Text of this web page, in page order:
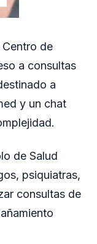
de
a consultas
a
y un chat
de Salud
psiquiatras,
consultas de